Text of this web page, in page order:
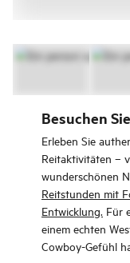
Besuchen
Erleben Sie
Reitaktivitäten –
wunderschönen
Reitstunden mit
Entwicklung. Für
einem echten
Cowboy-Gefühl